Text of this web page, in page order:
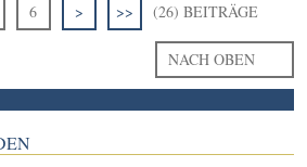
6 > >> (26) BEITRÄGE
NACH OBEN